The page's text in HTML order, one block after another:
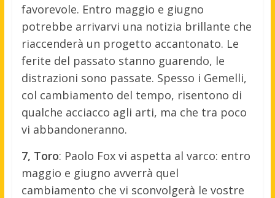
favorevole. Entro maggio e giugno
potrebbe arrivarvi una notizia brillante che
riaccenderà un progetto accantonato. Le
ferite del passato stanno guarendo, le
distrazioni sono passate. Spesso i Gemelli,
col cambiamento del tempo, risentono di
qualche acciacco agli arti, ma che tra poco
vi abbandoneranno.
7, Toro: Paolo Fox vi aspetta al varco: entro
maggio e giugno avverrà quel
cambiamento che vi sconvolgerà le vostre